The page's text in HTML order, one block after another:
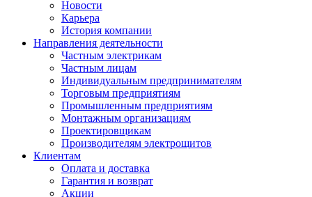
Новости
Карьера
История компании
Направления деятельности
Частным электрикам
Частным лицам
Индивидуальным предпринимателям
Торговым предприятиям
Промышленным предприятиям
Монтажным организациям
Проектировщикам
Производителям электрощитов
Клиентам
Оплата и доставка
Гарантия и возврат
Акции